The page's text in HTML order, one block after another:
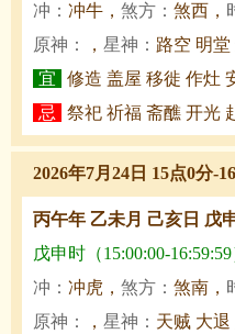
冲： 冲牛， 煞方： 煞西，
原神：
， 星神： 路空 明堂
宜
修造 盖屋 移徙 作灶
忌
祭祀 祈福 斋醮 开光
2026年7月24日 15点0分-
丙午年 乙未月 己亥日 戊
戊申时（15:00:00-
冲： 冲虎， 煞方： 煞南，
原神：
， 星神： 天贼 大退